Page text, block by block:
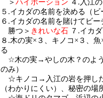
＞ ハイポーション ４.入江
５.イカダの名前を決める（
６.イカダの名前を賭けてビ
勝つ＞ きれいな石 ７.イカ
８.木の実×３、キノコ×３、
る
☆木の実→やしの木？のよう
のみ）
☆キノコ→入江の岩を押し
（わかりにくい）、秘密の場